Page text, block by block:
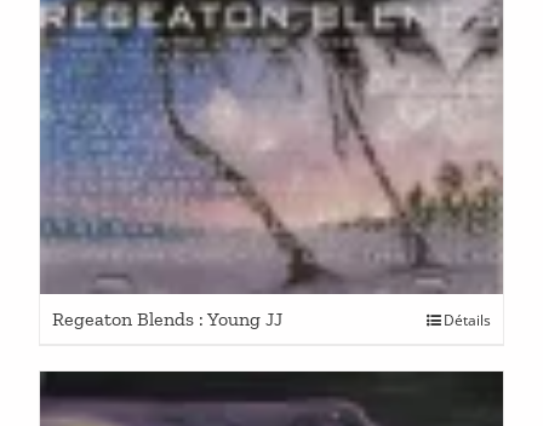
Regeaton Blends : Young JJ Détails